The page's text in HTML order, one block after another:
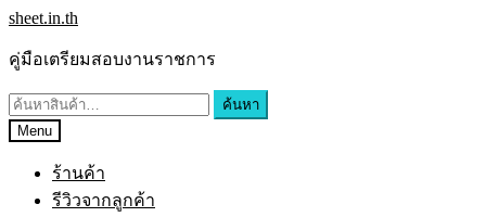
sheet.in.th
คู่มือเตรียมสอบงานราชการ
ค้นหา
Menu
ร้านค้า
รีวิวจากลูกค้า